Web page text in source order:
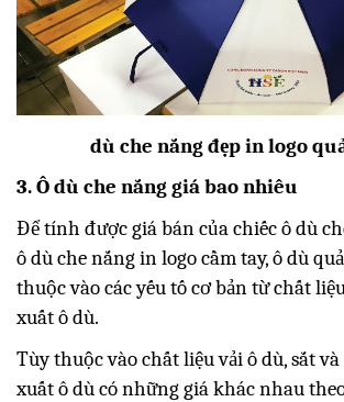
dù che nắng đẹp in logo
3. Ô dù che nắng giá bao nhiêu
Để tính được giá bán của chiếc ô dù
ô dù che nắng in logo cầm tay, ô dù
thuộc vào các yếu tố cơ bản từ chất
xuất ô dù.
Tùy thuộc vào chất liệu vải ô dù, sắt
xuất ô dù có những giá khác nhau